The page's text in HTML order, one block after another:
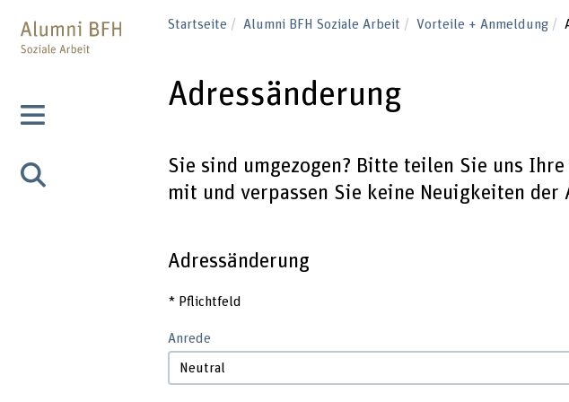
Startseite Alumni BFH Soziale Arbeit Vorteile + Anmeldung
Adressänderung
Sie sind umgezogen? Bitte teilen Sie uns
mit und verpassen Sie keine Neuigkeiten der
Adressänderung
* Pflichtfeld
Anrede